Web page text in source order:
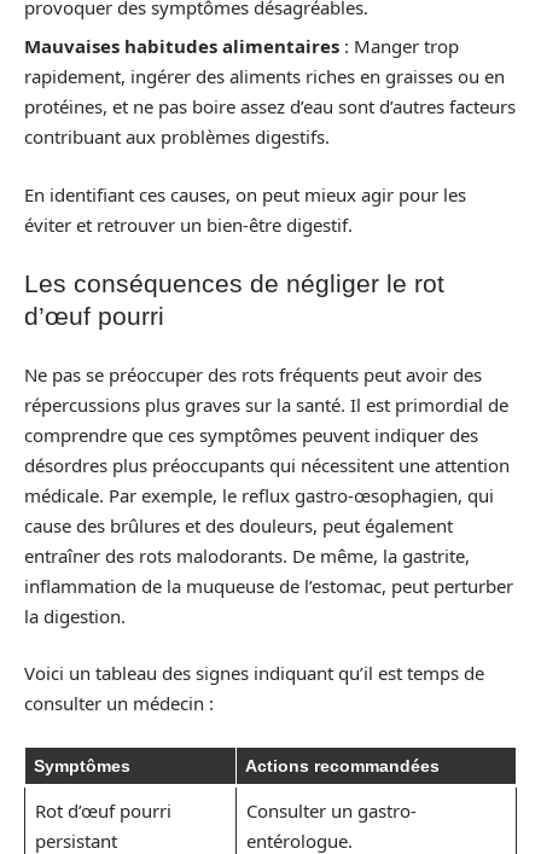
provoquer des symptômes désagréables.
Mauvaises habitudes alimentaires : Manger trop
rapidement, ingérer des aliments riches en graisses ou en
protéines, et ne pas boire assez d’eau sont d’autres facteurs
contribuant aux problèmes digestifs.
En identifiant ces causes, on peut mieux agir pour les
éviter et retrouver un bien-être digestif.
Les conséquences de négliger le rot
d’œuf pourri
Ne pas se préoccuper des rots fréquents peut avoir des
répercussions plus graves sur la santé. Il est primordial de
comprendre que ces symptômes peuvent indiquer des
désordres plus préoccupants qui nécessitent une attention
médicale. Par exemple, le reflux gastro-œsophagien, qui
cause des brûlures et des douleurs, peut également
entraîner des rots malodorants. De même, la gastrite,
inflammation de la muqueuse de l’estomac, peut perturber
la digestion.
Voici un tableau des signes indiquant qu’il est temps de
consulter un médecin :
Symptômes Actions recommandées
Rot d’œuf pourri
persistant
Consulter un gastro-
entérologue.